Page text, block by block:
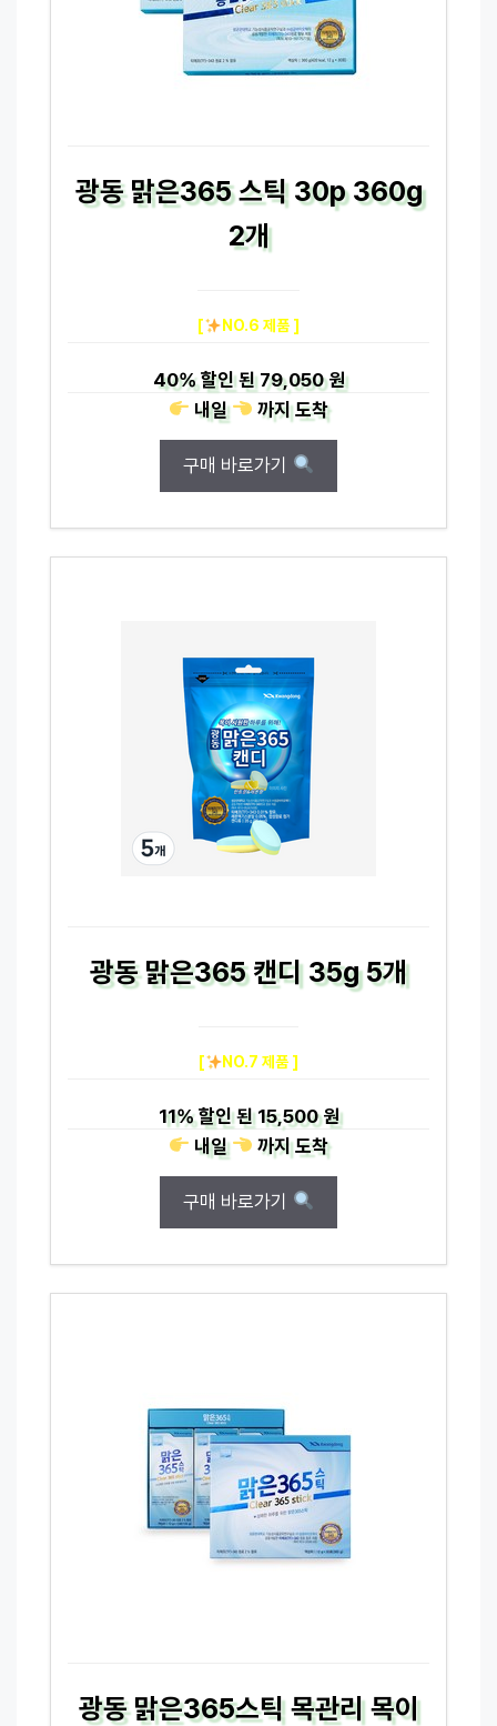
광동 맑은365 스틱 30p 360g
2개
[ NO.6 제품 ]
40%할인 된79,050 원
내일
까지도착
구매 바로가기
광동 맑은365 캔디 35g 5개
[ NO.7 제품 ]
11%할인 된15,500 원
내일
까지도착
구매 바로가기
광동 맑은365스틱 목관리 목이